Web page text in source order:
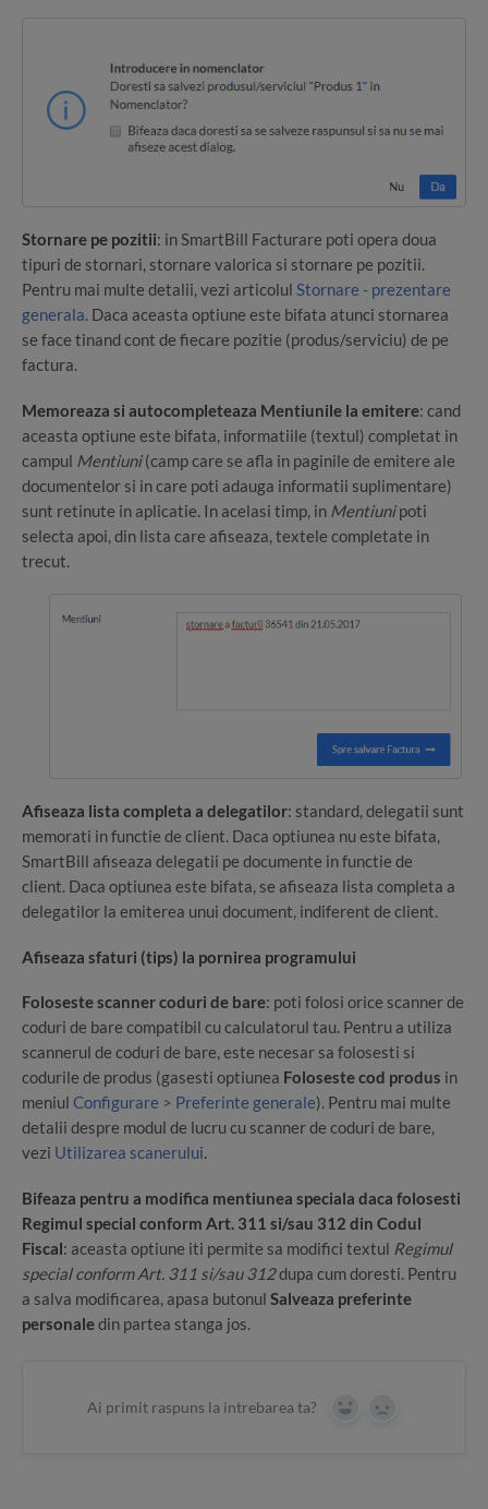
Stornare pe pozitii: in SmartBill Facturare poti opera doua
tipuri de stornari, stornare valorica si stornare pe pozitii.
Pentru mai multe detalii, vezi articolul Stornare - prezentare
generala. Daca aceasta optiune este bifata atunci stornarea
se face tinand cont de fiecare pozitie (produs/serviciu) de pe
factura.
Memoreaza si autocompleteaza Mentiunile la emitere: cand
aceasta optiune este bifata, informatiile (textul) completat in
campul Mentiuni(camp care se afla in paginile de emitere ale
documentelor si in care poti adauga informatii suplimentare)
sunt retinute in aplicatie. In acelasi timp, in Mentiunipoti
selecta apoi, din lista care afiseaza, textele completate in
trecut.
Afiseaza lista completa a delegatilor: standard, delegatii sunt
memorati in functie de client. Daca optiunea nu este bifata,
SmartBill afiseaza delegatii pe documente in functie de
client. Daca optiunea este bifata, se afiseaza lista completa a
delegatilor la emiterea unui document, indiferent de client.
Afiseaza sfaturi (tips) la pornirea programului
Foloseste scanner coduri de bare: poti folosi orice scanner de
coduri de bare compatibil cu calculatorul tau. Pentru a utiliza
scannerul de coduri de bare, este necesar sa folosesti si
codurile de produs (gasesti optiunea Foloseste cod produs in
meniul Configurare > Preferinte generale). Pentru mai multe
detalii despre modul de lucru cu scanner de coduri de bare,
vezi Utilizarea scanerului.
Bifeaza pentru a modifica mentiunea speciala daca folosesti
Regimul special conform Art. 311 si/sau 312 din Codul
Fiscal: aceasta optiune iti permite sa modifici textul Regimul
special conform Art. 311 si/sau 312dupa cum doresti. Pentru
a salva modificarea, apasa butonul Salveaza preferinte
personaledin partea stanga jos.
Ai primit raspuns la intrebarea ta? Yes No